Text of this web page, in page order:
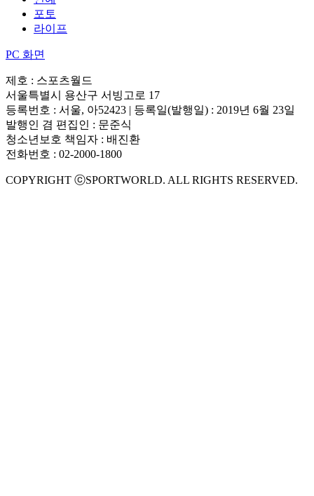
포토
라이프
PC 화면
제호 : 스포츠월드
서울특별시 용산구 서빙고로 17
등록번호 : 서울, 아52423 | 등록일(발행일) : 2019년 6월 23일
발행인 겸 편집인 : 문준식
청소년보호 책임자 : 배진환
전화번호 : 02-2000-1800
COPYRIGHT ⓒSPORTWORLD. ALL RIGHTS RESERVED.